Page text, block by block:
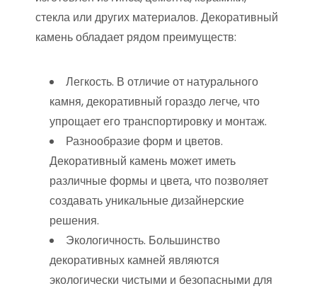
стекла или других материалов. Декоративный
камень обладает рядом преимуществ:
Легкость. В отличие от натурального
камня, декоративный гораздо легче, что
упрощает его транспортировку и монтаж.
Разнообразие форм и цветов.
Декоративный камень может иметь
различные формы и цвета, что позволяет
создавать уникальные дизайнерские
решения.
Экологичность. Большинство
декоративных камней являются
экологически чистыми и безопасными для